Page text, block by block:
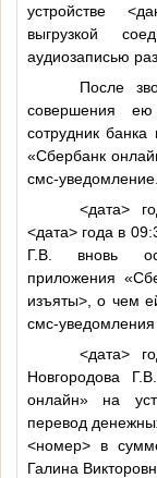
устройстве
выгрузкой
аудиозаписью
После
совершения
сотрудник
«Сбербанк
смс-уведомление.
<дата>
<дата>года в
Г.В. вновь
приложения
изъяты>, о чем
смс-уведомления
<дата>
Новгородова
онлайн» на
перевод
<номер>в
Галина